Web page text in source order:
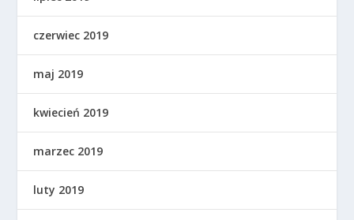
czerwiec 2019
maj 2019
kwiecień 2019
marzec 2019
luty 2019